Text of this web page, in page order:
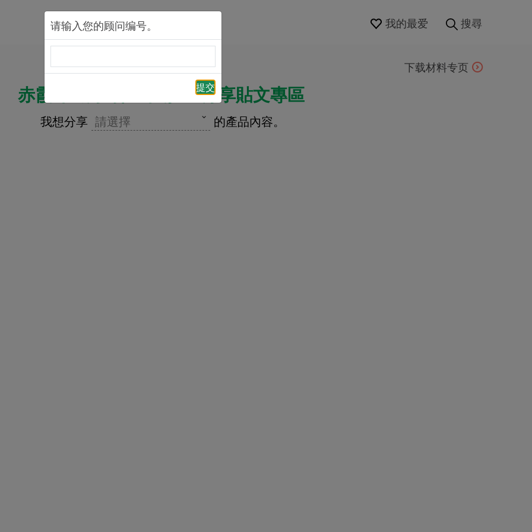
我的最爱 搜尋
下载材料专页
赤霞珠终身寿险计划2 – 分享貼文專區
我想分享 請選擇 的產品內容。
请输入您的顾问编号。
提交